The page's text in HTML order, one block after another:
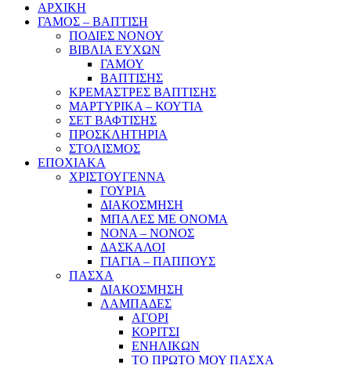
ΑΡΧΙΚΗ
ΓΑΜΟΣ – ΒΑΠΤΙΣΗ
ΠΟΔΙΕΣ ΝΟΝΟΥ
ΒΙΒΛΙΑ ΕΥΧΩΝ
ΓΑΜΟΥ
ΒΑΠΤΙΣΗΣ
ΚΡΕΜΑΣΤΡΕΣ ΒΑΠΤΙΣΗΣ
ΜΑΡΤΥΡΙΚΑ – ΚΟΥΤΙΑ
ΣΕΤ ΒΑΦΤΙΣΗΣ
ΠΡΟΣΚΛΗΤΗΡΙΑ
ΣΤΟΛΙΣΜΟΣ
ΕΠΟΧΙΑΚΑ
ΧΡΙΣΤΟΥΓΕΝΝΑ
ΓΟΥΡΙΑ
ΔΙΑΚΟΣΜΗΣΗ
ΜΠΑΛΕΣ ΜΕ ΟΝΟΜΑ
ΝΟΝΑ – ΝΟΝΟΣ
ΔΑΣΚΑΛΟΙ
ΓΙΑΓΙΑ – ΠΑΠΠΟΥΣ
ΠΑΣΧΑ
ΔΙΑΚΟΣΜΗΣΗ
ΛΑΜΠΑΔΕΣ
ΑΓΟΡΙ
ΚΟΡΙΤΣΙ
ΕΝΗΛΙΚΩΝ
ΤΟ ΠΡΩΤΟ ΜΟΥ ΠΑΣΧΑ